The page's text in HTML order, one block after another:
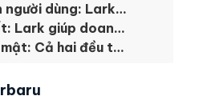
Lark cho người mới bắt đầu
doanh nghiệp cải thiện hiệu suất
đều tuân thủ các tiêu chuẩn ngành